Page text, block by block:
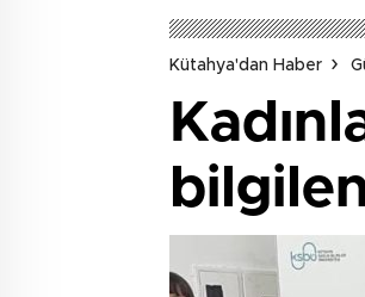
Kütahya'dan Haber